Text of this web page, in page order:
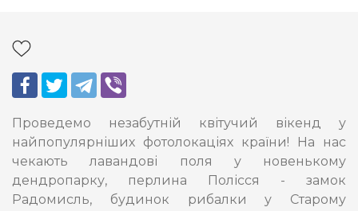
Проведемо незабутній квітучий вікенд у
найпопулярніших фотолокаціях країни! На нас
чекають лавандові поля у новенькому
дендропарку, перлина Полісся - замок
Радомисль, будинок рибалки у Старому